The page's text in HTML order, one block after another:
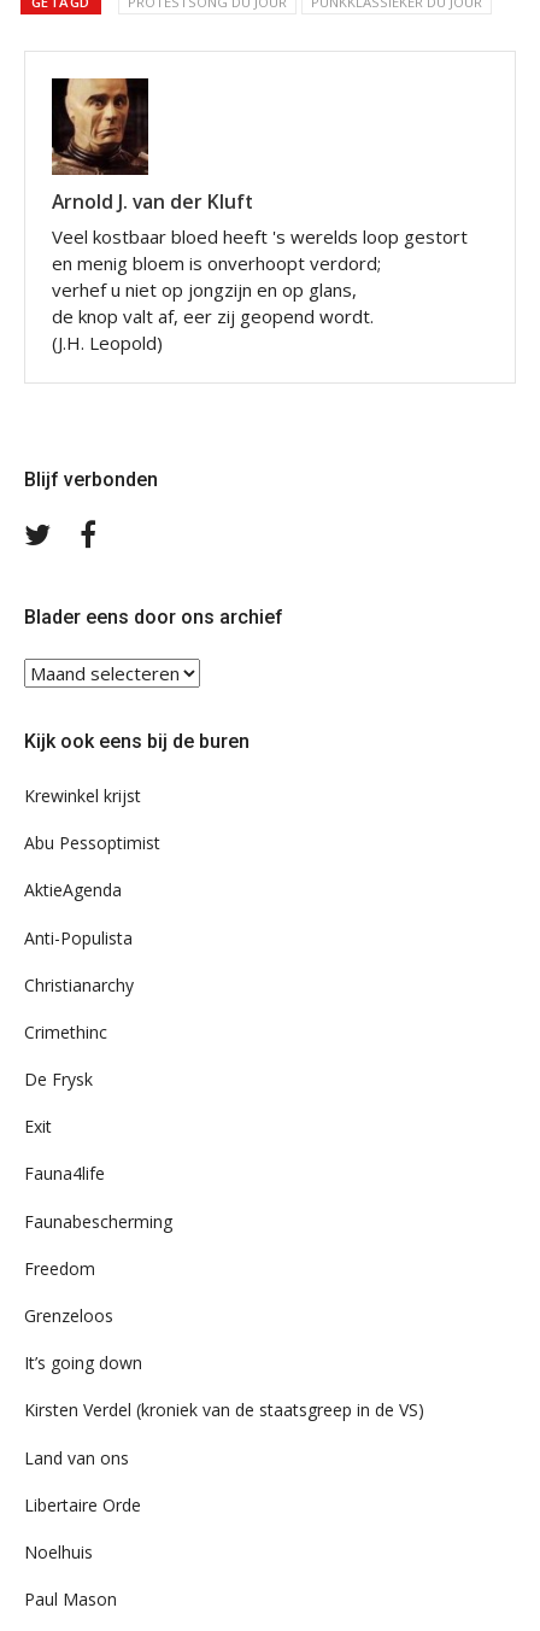
Arnold J. van der Kluft
Veel kostbaar bloed heeft 's werelds loop gestort
en menig bloem is onverhoopt verdord;
verhef u niet op jongzijn en op glans,
de knop valt af, eer zij geopend wordt.
(J.H. Leopold)
Blijf verbonden
Volg
Blader eens door ons archief
Blader
eens
ons
Kijk ook eens bij de buren
Krewinkel krijst
Abu Pessoptimist
AktieAgenda
Anti-Populista
Christianarchy
Crimethinc
De Frysk
Exit
Fauna4life
Faunabescherming
Freedom
Grenzeloos
It’s going down
Kirsten Verdel (kroniek van de staatsgreep in de VS)
Land van ons
Libertaire Orde
Noelhuis
Paul Mason